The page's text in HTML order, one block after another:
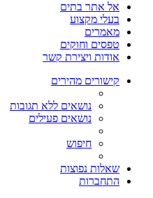
אל אתר בתים
בעלי מקצוע
מאמרים
טפסים וחוקים
אודות ויצירת קשר
קישורים מהירים
נושאים ללא תגובות
נושאים פעילים
חיפוש
שאלות נפוצות
התחברות